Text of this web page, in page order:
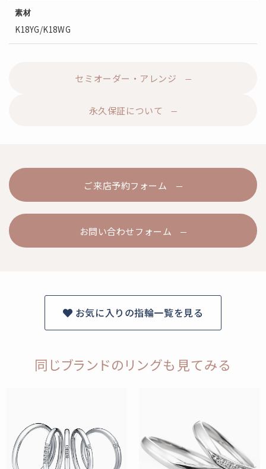
素材
K18YG/K18WG
セミオーダー・アレンジ
永久保証について
ご来店予約フォーム
お問い合わせフォーム
お気に入りの指輪一覧を見る
同じブランドのリングも見てみる